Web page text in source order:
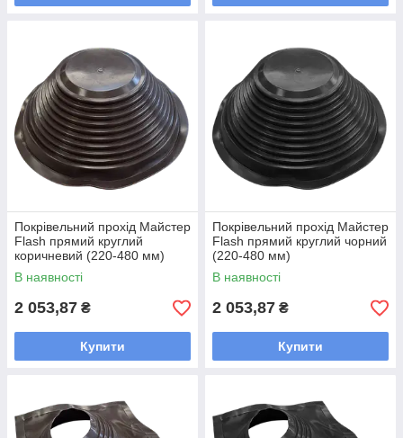
Покрівельний прохід Майстер
Flash прямий круглий
коричневий (220-480 мм)
В наявності
2 053,87 ₴
Купити
Покрівельний прохід Майстер
Flash прямий круглий чорний
(220-480 мм)
В наявності
2 053,87 ₴
Купити